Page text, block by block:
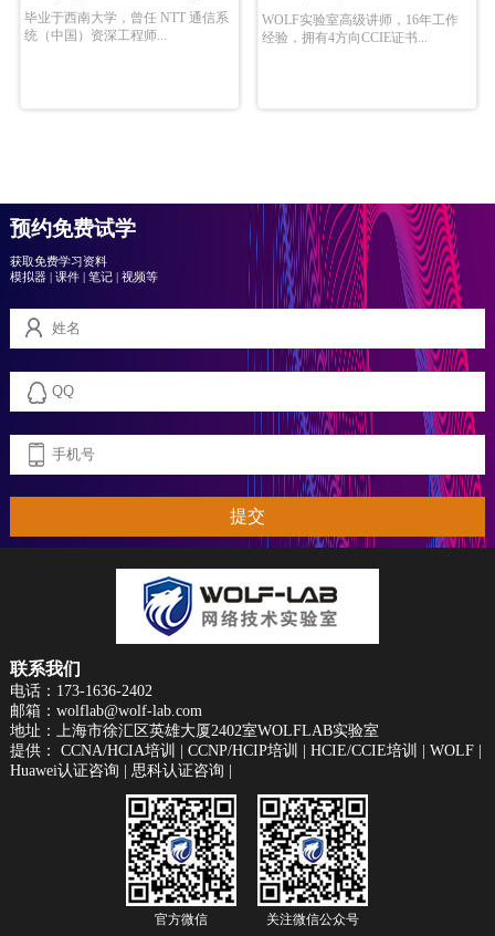
VCAP-CMA-Design • VCAP-
DCV-Design • H3C 全球 NO.1
H3CSCE
毕业于西南大学，曾任 NTT 通信系
统（中国）资深工程师...
WOLF实验室高级讲师，16年工作
经验，拥有4方向CCIE证书...
预约免费试学
获取免费学习资料
模拟器| 课件| 笔记| 视频等
提交
联系我们
电话：173-1636-2402
邮箱：wolflab@wolf-lab.com
地址：上海市徐汇区英雄大厦2402室WOLFLAB实验室
提供： CCNA/HCIA培训 CCNP/HCIP培训 HCIE/CCIE培训 WOLF|
Huawei认证咨询
思科认证咨询
官方微信 关注微信公众号